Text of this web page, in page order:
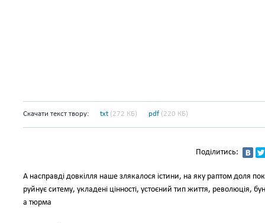
Скачати текст твору: txt (272 КБ) pdf (220 КБ)
Поділитись:
А насправді довкілля наше злякалося істини, на яку раптом доля
руйнує ситему, укладені цінності, устоєний тип життя, революція,
а тюрма